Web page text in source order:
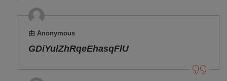
由 Anonymous
GDiYulZhRqeEhasqFlU